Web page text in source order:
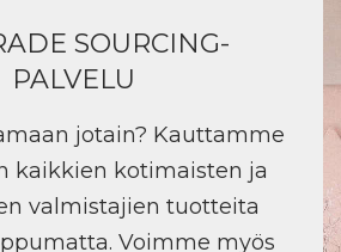
SOURCING-
PALVELU
jotain? Kauttamme
kaikkien kotimaisten ja
valmistajien tuotteita
Voimme myös